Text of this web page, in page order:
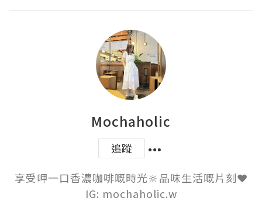
Mochaholic
追蹤
享受呷一口香濃咖啡嘅時光🔆品味生活嘅片刻❤️
IG: mochaholic.w